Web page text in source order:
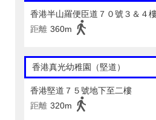
香港半山羅便臣道７０號３＆４
距離 360m
香港真光幼稚園（堅道）
香港堅道７５號地下至二樓
距離 320m